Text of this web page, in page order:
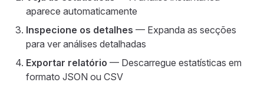
aparece automaticamente
Inspecione os detalhes — Expanda as secções
para ver análises detalhadas
Exportar relatório — Descarregue estatísticas em
formato JSON ou CSV